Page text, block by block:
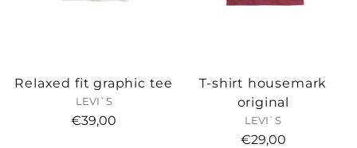
Relaxed fit graphic tee
LEVI`S
€39,00
T-shirt housemark
original
LEVI`S
€29,00